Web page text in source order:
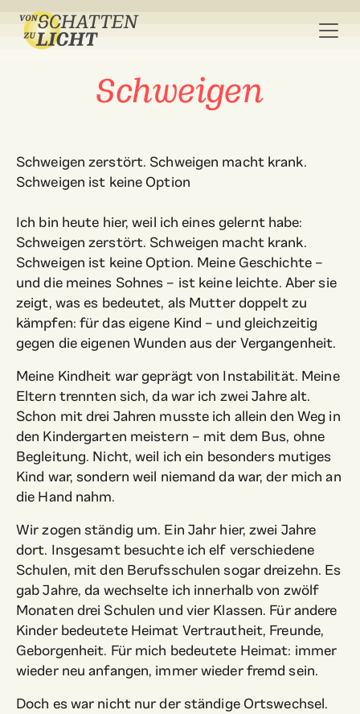
Schweigen
Schweigen zerstört. Schweigen macht krank.
Schweigen ist keine Option
Ich bin heute hier, weil ich eines gelernt habe:
Schweigen zerstört. Schweigen macht krank.
Schweigen ist keine Option. Meine Geschichte –
und die meines Sohnes – ist keine leichte. Aber sie
zeigt, was es bedeutet, als Mutter doppelt zu
kämpfen: für das eigene Kind – und gleichzeitig
gegen die eigenen Wunden aus der Vergangenheit.
Meine Kindheit war geprägt von Instabilität. Meine
Eltern trennten sich, da war ich zwei Jahre alt.
Schon mit drei Jahren musste ich allein den Weg in
den Kindergarten meistern – mit dem Bus, ohne
Begleitung. Nicht, weil ich ein besonders mutiges
Kind war, sondern weil niemand da war, der mich an
die Hand nahm.
Wir zogen ständig um. Ein Jahr hier, zwei Jahre
dort. Insgesamt besuchte ich elf verschiedene
Schulen, mit den Berufsschulen sogar dreizehn. Es
gab Jahre, da wechselte ich innerhalb von zwölf
Monaten drei Schulen und vier Klassen. Für andere
Kinder bedeutete Heimat Vertrautheit, Freunde,
Geborgenheit. Für mich bedeutete Heimat: immer
wieder neu anfangen, immer wieder fremd sein.
Doch es war nicht nur der ständige Ortswechsel.